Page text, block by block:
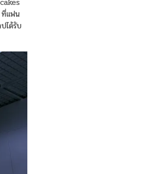
แฟน
ได้รับ